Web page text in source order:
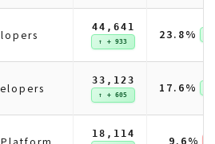
44,641
↑ + 933 23.8%
33,123
↑ + 605 17.6%
18,114
9.6%